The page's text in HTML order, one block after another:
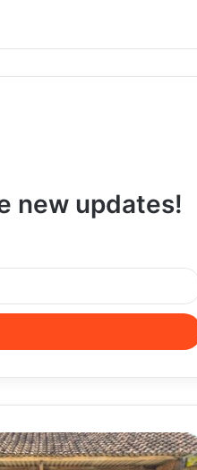
new updates!